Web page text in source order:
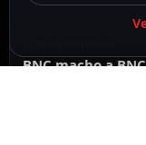
BNC macho a